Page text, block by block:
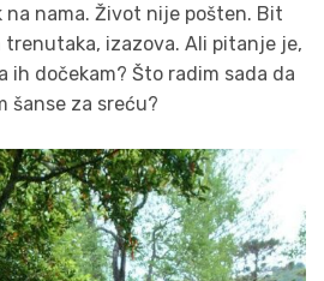
nama. Život nije pošten. Bit
izazova. Ali pitanje je,
ih dočekam? Što radim sada da
šanse za sreću?